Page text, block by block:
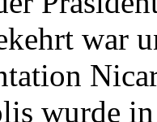
war
wurde